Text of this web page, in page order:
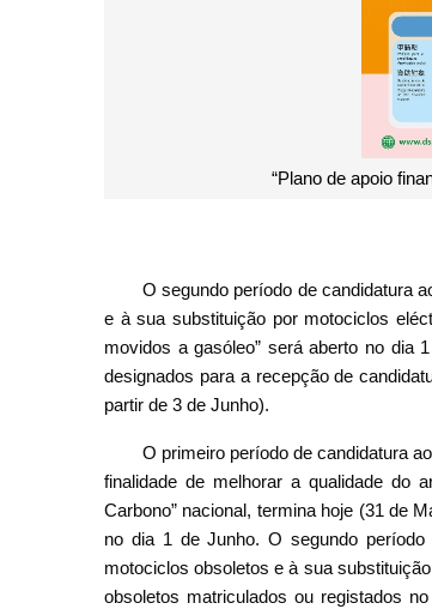
“Plano de apoio
O segundo período de candidatura
e à sua substituição por motociclos
movidos a gasóleo” será aberto no dia
designados para a recepção de
partir de 3 de Junho).
O primeiro período de candidatura
finalidade de melhorar a qualidade do
Carbono” nacional, termina hoje (31 de
no dia 1 de Junho. O segundo
motociclos obsoletos e à sua
obsoletos matriculados ou registados